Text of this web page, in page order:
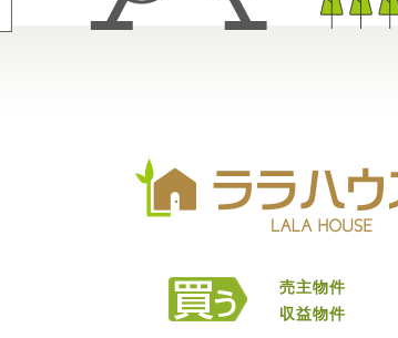
売主物件
収益物件